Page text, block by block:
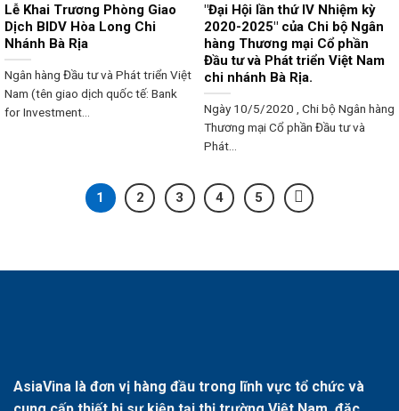
Lễ Khai Trương Phòng Giao
Dịch BIDV Hòa Long Chi
Nhánh Bà Rịa
Ngân hàng Đầu tư và Phát triển Việt
Nam (tên giao dịch quốc tế: Bank
for Investment...
"Đại Hội lần thứ IV Nhiệm kỳ
2020-2025" của Chi bộ Ngân
hàng Thương mại Cổ phần
Đầu tư và Phát triển Việt Nam
chi nhánh Bà Rịa.
Ngày 10/5/2020 , Chi bộ Ngân hàng
Thương mại Cổ phần Đầu tư và
Phát...
1 2 3 4 5
AsiaVina là đơn vị hàng đầu trong lĩnh vực tổ chức và